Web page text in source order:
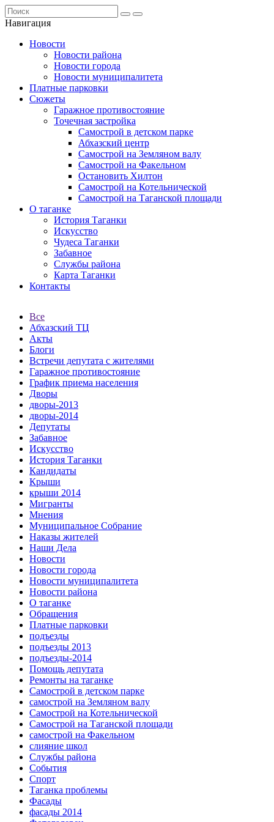
Навигация
Новости
Новости района
Новости города
Новости муниципалитета
Платные парковки
Сюжеты
Гаражное противостояние
Точечная застройка
Самострой в детском парке
Абхазский центр
Самострой на Земляном валу
Самострой на Факельном
Остановить Хилтон
Самострой на Котельнической
Самострой на Таганской площади
О таганке
История Таганки
Искусство
Чудеса Таганки
Забавное
Службы района
Карта Таганки
Контакты
Все
Абхазский ТЦ
Акты
Блоги
Встречи депутата с жителями
Гаражное противостояние
График приема населения
Дворы
дворы-2013
дворы-2014
Депутаты
Забавное
Искусство
История Таганки
Кандидаты
Крыши
крыши 2014
Мигранты
Мнения
Муниципальное Собрание
Наказы жителей
Наши Дела
Новости
Новости города
Новости муниципалитета
Новости района
О таганке
Обращения
Платные парковки
подъезды
подъезды 2013
подъезды-2014
Помощь депутата
Ремонты на таганке
Самострой в детском парке
самострой на Земляном валу
Самострой на Котельнической
Самострой на Таганской площади
самострой на Факельном
слияние школ
Службы района
События
Спорт
Таганка проблемы
Фасады
фасады 2014